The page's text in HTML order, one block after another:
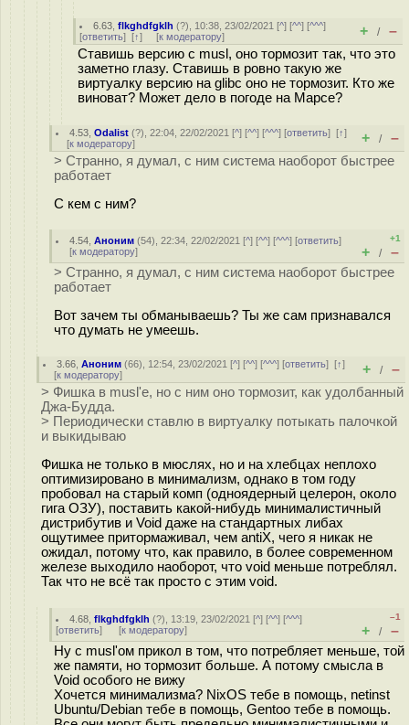
6.63 ,flkghdfgklh (?), 10:38, 23/02/2021 [^] [^^] [^^^]
[ответить] [↑] [к модератору] + / –
Ставишь версию с musl, оно тормозит так, что это
заметно глазу. Ставишь в ровно такую же
виртуалку версию на glibc оно не тормозит. Кто же
виноват? Может дело в погоде на Марсе?
4.53 ,Odalist (?), 22:04, 22/02/2021 [^] [^^] [^^^] [ответить][↑]
[к модератору] + / –
> Странно, я думал, с ним система наоборот быстрее
работает
С кем с ним?
4.54 ,Аноним (54), 22:34, 22/02/2021 [^] [^^] [^^^] [ответить]
[к модератору]
+1
+ / –
> Странно, я думал, с ним система наоборот быстрее
работает
Вот зачем ты обманываешь? Ты же сам признавался
что думать не умеешь.
3.66 ,Аноним (66), 12:54, 23/02/2021 [^] [^^] [^^^] [ответить][↑]
[к модератору] + / –
> Фишка в musl'е, но с ним оно тормозит, как удолбанный
Джа-Будда.
> Периодически ставлю в виртуалку потыкать палочкой
и выкидываю
Фишка не только в мюслях, но и на хлебцах неплохо
оптимизировано в минимализм, однако в том году
пробовал на старый комп (одноядерный целерон, около
гига ОЗУ), поставить какой-нибудь минималистичный
дистрибутив и Void даже на стандартных либах
ощутимее притормаживал, чем antiX, чего я никак не
ожидал, потому что, как правило, в более современном
железе выходило наоборот, что void меньше потреблял.
Так что не всё так просто с этим void.
4.68 ,flkghdfgklh (?), 13:19, 23/02/2021 [^] [^^] [^^^]
[ответить] [к модератору]
–1
+ / –
Ну с musl'ом прикол в том, что потребляет меньше, той
же памяти, но тормозит больше. А потому смысла в
Void особого не вижу
Хочется минимализма? NixOS тебе в помощь, netinst
Ubuntu/Debian тебе в помощь, Gentoo тебе в помощь.